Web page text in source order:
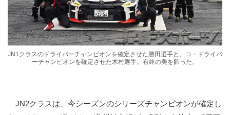
JN1クラスのドライバーチャンピオンを確定させた勝田選手と、コ・ドライバ
ーチャンピオンを確定させた木村選手。有終の美を飾った。
JN2クラスは、今シーズンのシリーズチャンピオンが確定し